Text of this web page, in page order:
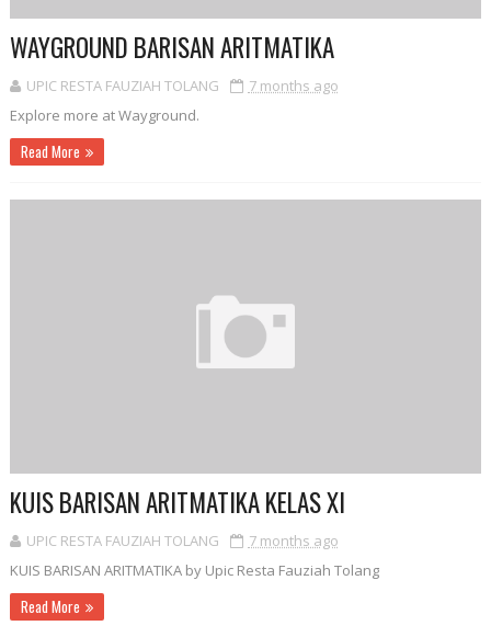
WAYGROUND BARISAN ARITMATIKA
UPIC RESTA FAUZIAH TOLANG
7 months ago
Explore more at Wayground.
Read More
KUIS BARISAN ARITMATIKA KELAS XI
UPIC RESTA FAUZIAH TOLANG
7 months ago
KUIS BARISAN ARITMATIKA by Upic Resta Fauziah Tolang
Read More